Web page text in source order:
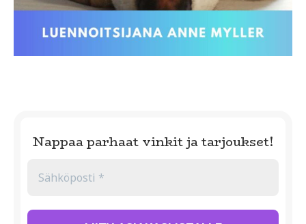
Nappaa parhaat vinkit ja tarjoukset!